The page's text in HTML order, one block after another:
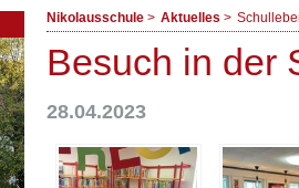
Nikolausschule Aktuelles
Besuch in der
28.04.2023